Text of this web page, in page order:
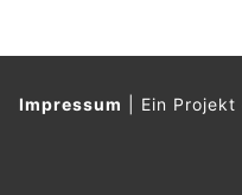
Impressum Ein